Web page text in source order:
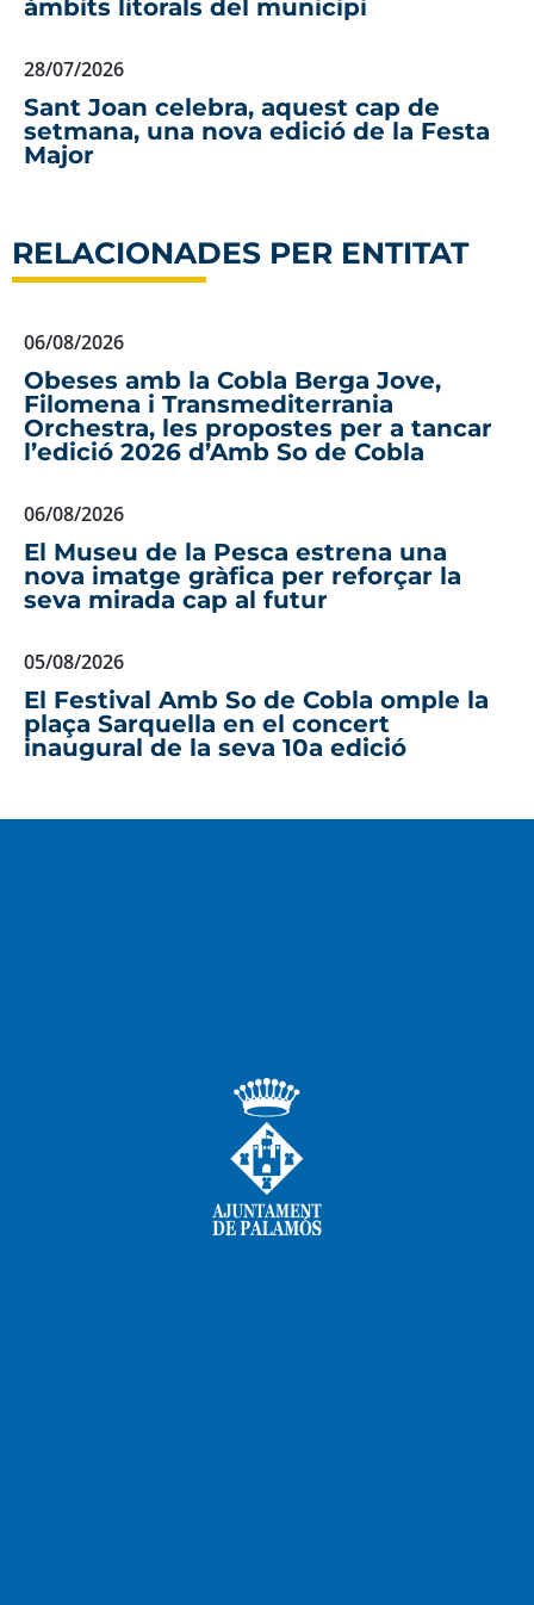
àmbits litorals del municipi
28/07/2026
Sant Joan celebra, aquest cap de
setmana, una nova edició de la Festa
Major
RELACIONADES PER ENTITAT
06/08/2026
Obeses amb la Cobla Berga Jove,
Filomena i Transmediterrania
Orchestra, les propostes per a tancar
l’edició 2026 d’Amb So de Cobla
06/08/2026
El Museu de la Pesca estrena una
nova imatge gràfica per reforçar la
seva mirada cap al futur
05/08/2026
El Festival Amb So de Cobla omple la
plaça Sarquella en el concert
inaugural de la seva 10a edició